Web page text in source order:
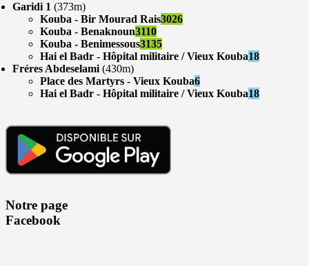
Garidi 1 (373m)
Kouba - Bir Mourad Rais3026
Kouba - Benaknoun3110
Kouba - Benimessous3135
Hai el Badr - Hôpital militaire / Vieux Kouba18
Fréres Abdeselami (430m)
Place des Martyrs - Vieux Kouba6
Hai el Badr - Hôpital militaire / Vieux Kouba18
Notre page
Facebook